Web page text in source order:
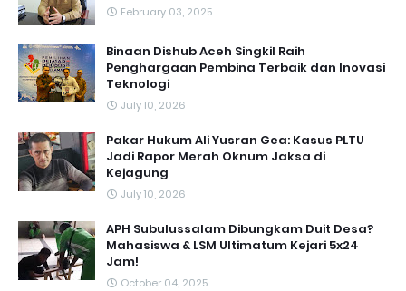
February 03, 2025
Binaan Dishub Aceh Singkil Raih
Penghargaan Pembina Terbaik dan Inovasi
Teknologi
July 10, 2026
Pakar Hukum Ali Yusran Gea: Kasus PLTU
Jadi Rapor Merah Oknum Jaksa di
Kejagung
July 10, 2026
APH Subulussalam Dibungkam Duit Desa?
Mahasiswa & LSM Ultimatum Kejari 5x24
Jam!
October 04, 2025